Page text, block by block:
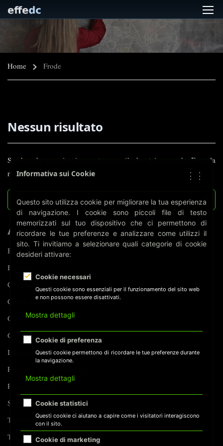
Home Frode
Nessun risultato
Sembra che non riusciamo a trovare ciò che stai cercando. Forse la
ricerca può aiutare.
ARGOMENTI
Biometria
Business
Compliance
Cyber Security
GDPR
Guide Pratiche
Intelligenza Artificiale
Privacy e protezione dati
Puntate di serie
Sorveglianza
Tecnologia
Tracking
Informativa sui Cookie ⋮⋮
Questo sito utilizza cookie per migliorare la tua esperienza
di navigazione. I cookie sono piccoli file di testo
memorizzati sul tuo dispositivo che ci permettono di
ricordare le tue preferenze e analizzare come utilizzi il
sito. Ti invitiamo a selezionare quali categorie di cookie
desideri attivare:
Cookie necessari
Questi cookie sono essenziali per il funzionamento del sito web
e non possono essere disattivati.
Mostra dettagli
Cookie di preferenza
Questi cookie permettono di ricordare le tue preferenze durante
la navigazione.
Mostra dettagli
Cookie statistici
Questi cookie ci aiutano a capire come i visitatori interagiscono
con il sito.
Cookie di marketing